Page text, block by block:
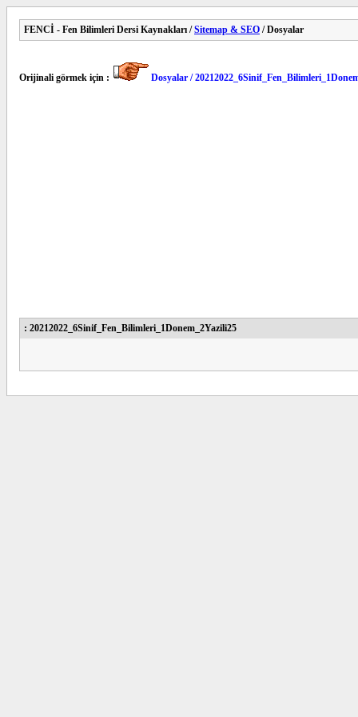
FENCİ - Fen Bilimleri Dersi Kaynakları /Sitemap & SEO / Dosyalar
Orijinali görmek için : Dosyalar /
: 20212022_6Sinif_Fen_Bilimleri_1Donem_2Yazili25